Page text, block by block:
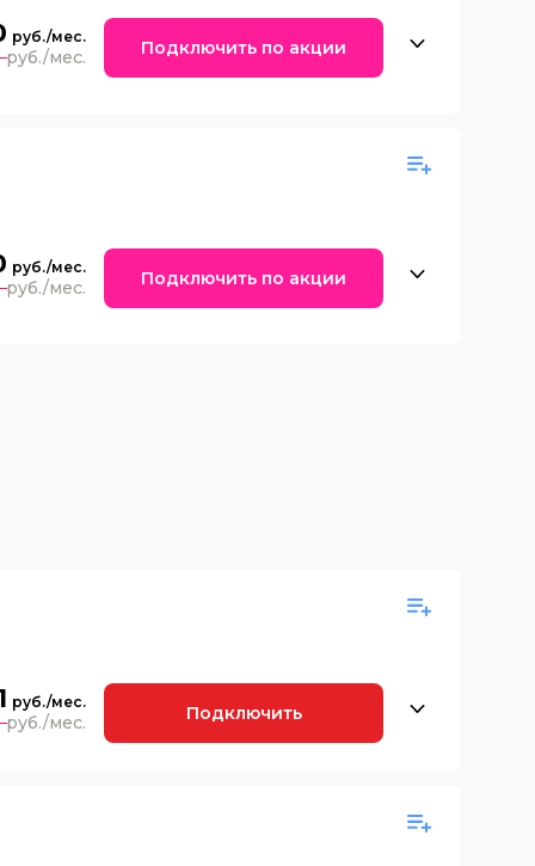
Подключить по акции
Подключить по акции
Подключить